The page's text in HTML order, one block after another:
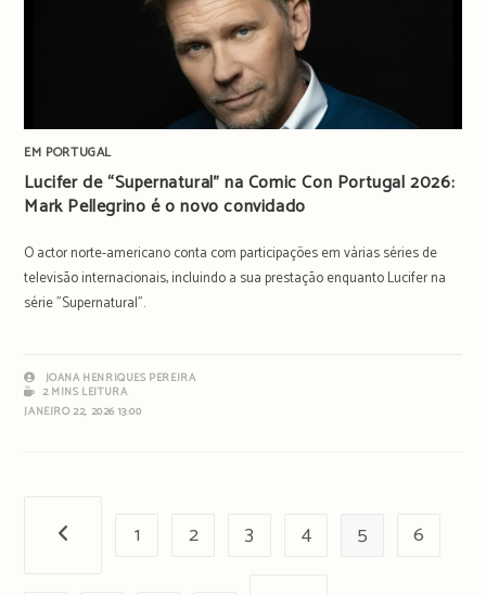
EM PORTUGAL
Lucifer de “Supernatural” na Comic Con Portugal 2026:
Mark Pellegrino é o novo convidado
O actor norte-americano conta com participações em várias séries de
televisão internacionais, incluindo a sua prestação enquanto Lucifer na
série "Supernatural".
JOANA HENRIQUES PEREIRA
2 MINS LEITURA
JANEIRO 22, 2026 13:00
Página anterior
1 2 3 4 5 6